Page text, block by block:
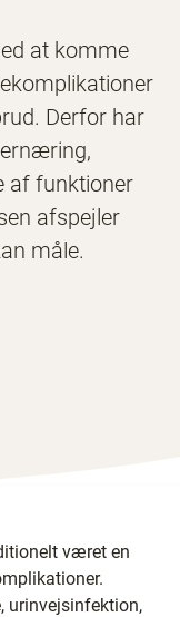
at komme
Derfor har
af funktioner
afspejler
måle.
været en
urinvejsinfektion,